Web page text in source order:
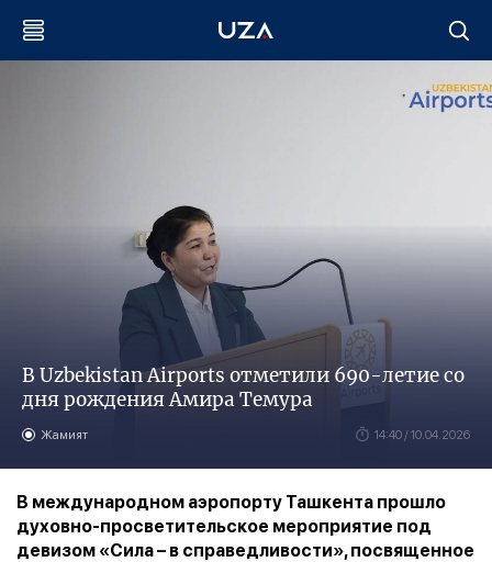
В Uzbekistan Airports отметили 690-летие со
дня рождения Амира Темура
Жамият 14:40 / 10.04.2026
В международном аэропорту Ташкента прошло
духовно-просветительское мероприятие под
девизом «Сила – в справедливости», посвященное